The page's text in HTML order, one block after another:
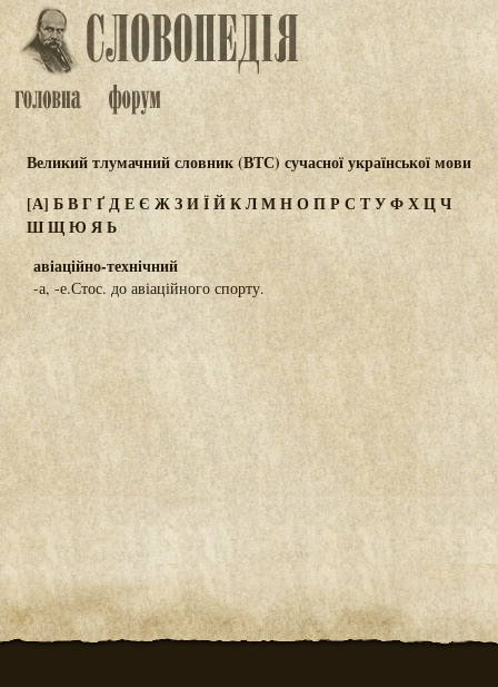
Великий тлумачний словник (ВТС) сучасної української мови
[А] БВГҐДЕЄ ЖЗИЇЙКЛМНОПР СТУФХЦЧ
ШЩЮЯЬ
авіаційно-технічний
-а, -е.Стос. до авіаційного спорту.